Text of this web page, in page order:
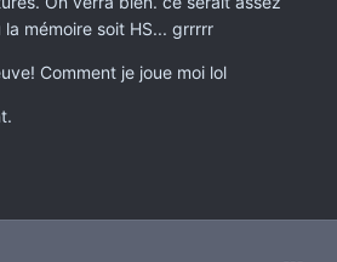
mémoire soit HS... grrrrr
Comment je joue moi lol